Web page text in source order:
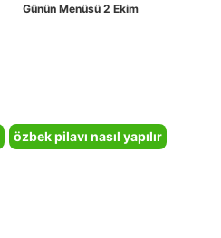
Günün Menüsü 2 Ekim
özbek pilavı nasıl yapılır